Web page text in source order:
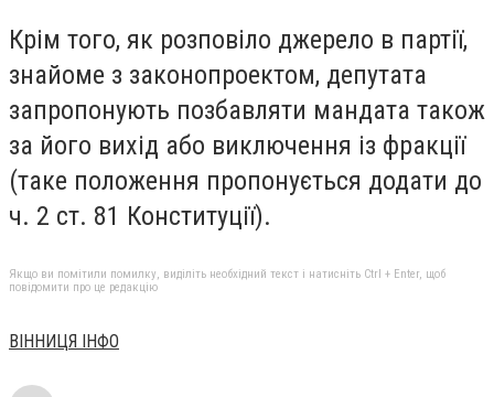
Крім того, як розповіло джерело в партії,
знайоме з законопроектом, депутата
запропонують позбавляти мандата також
за його вихід або виключення із фракції
(таке положення пропонується додати до
ч. 2 ст. 81 Конституції).
Якщо ви помітили помилку, виділіть необхідний текст і натисніть Ctrl + Enter, щоб
повідомити про це редакцію
ВІННИЦЯ ІНФО